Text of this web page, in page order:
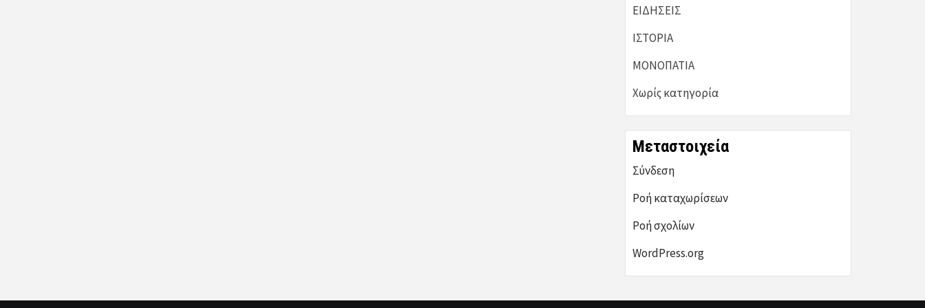
ΕΙΔΗΣΕΙΣ
ΙΣΤΟΡΙΑ
ΜΟΝΟΠΑΤΙΑ
Χωρίς κατηγορία
Μεταστοιχεία
Σύνδεση
Ροή καταχωρίσεων
Ροή σχολίων
WordPress.org